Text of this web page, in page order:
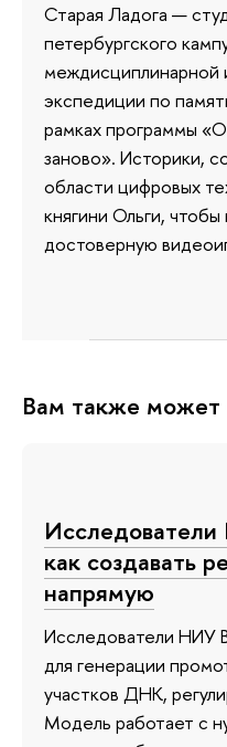
Старая Ладога —
петербургского
междисциплинарной
экспедиции по
рамках программы
заново». Историки,
области цифровых
княгини Ольги,
достоверную
Вам также может
как создавать
напрямую
Исследователи НИУ
для генерации
участков ДНК,
Модель работает с